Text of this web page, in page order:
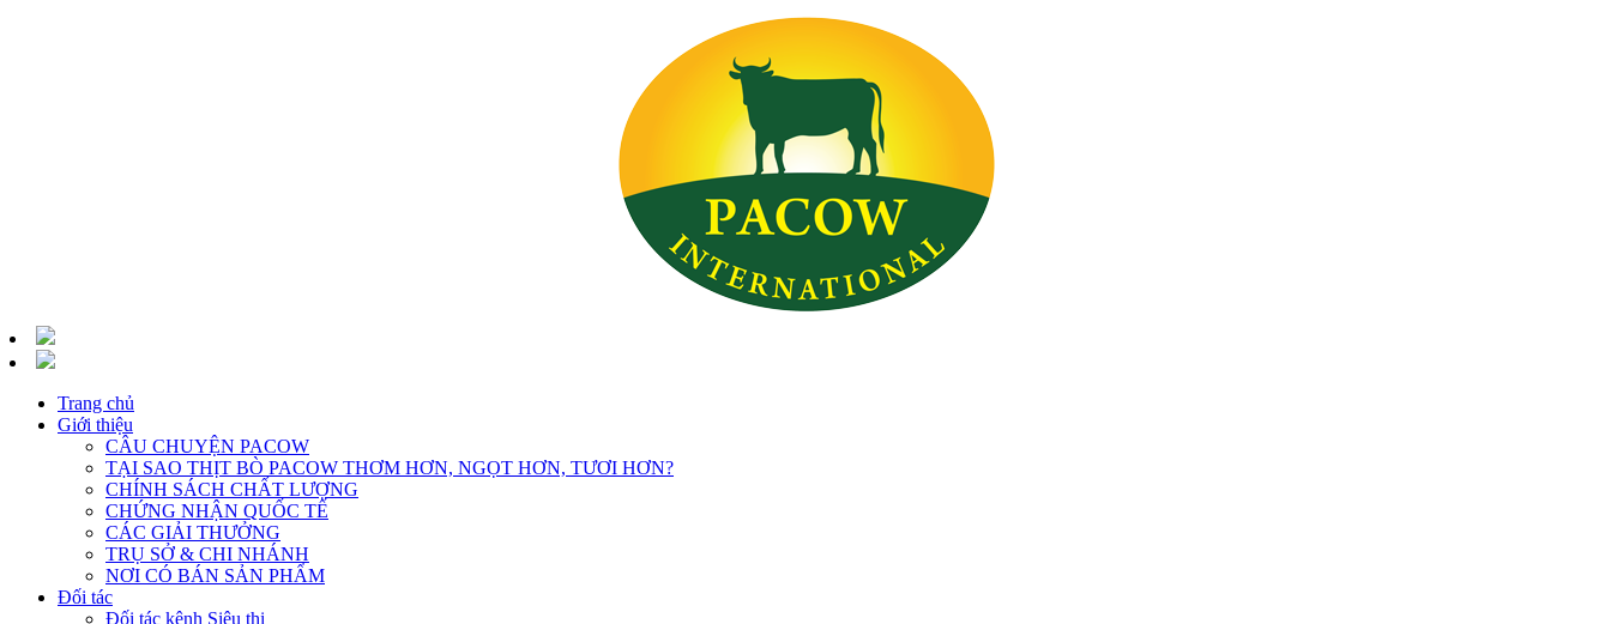
Trang chủ
Giới thiệu
CÂU CHUYỆN PACOW
TẠI SAO THỊT BÒ PACOW THƠM HƠN, NGỌT HƠN, TƯƠI HƠN?
CHÍNH SÁCH CHẤT LƯỢNG
CHỨNG NHẬN QUỐC TẾ
CÁC GIẢI THƯỞNG
TRỤ SỞ & CHI NHÁNH
NƠI CÓ BÁN SẢN PHẨM
Đối tác
Đối tác kênh Siêu thị